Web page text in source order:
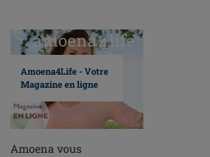
Amoena4Life - Votre
Magazine en ligne
Amoena vous